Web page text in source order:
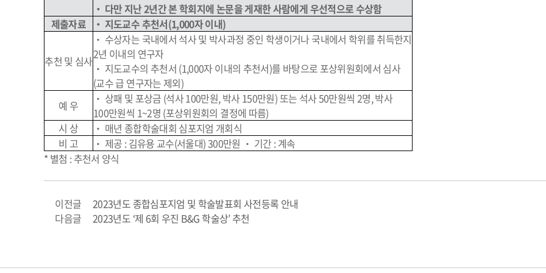
‧ 다만 지난 2년간 본 학회지에 논문을 게재한 사람에게 우선적으로 수상함
제출자료
‧ 지도교수 추천서(1,000자 이내)
추천 및 심사
‧ 수상자는 국내에서 석사 및 박사과정 중인 학생이거나 국내에서 학위를 취득한지
2년 이내의 연구자
‧ 지도교수의 추천서 (1,000자 이내의 추천서)를 바탕으로 포상위원회에서 심사
(교수 급 연구자는 제외)
예 우
‧ 상패 및 포상금 (석사 100만원, 박사 150만원) 또는 석사 50만원씩 2명, 박사
100만원씩 1~2명 (포상위원회의 결정에 따름)
시 상
‧ 매년 종합학술대회 심포지엄 개회식
비 고
‧ 제공 : 김유용 교수(서울대) 300만원 ‧ 기간 : 계속
* 별첨 : 추천서 양식
이전글
2023년도 종합심포지엄 및 학술발표회 사전등록 안내
다음글
2023년도 ‘제 6회 우진 B&G 학술상’ 추천